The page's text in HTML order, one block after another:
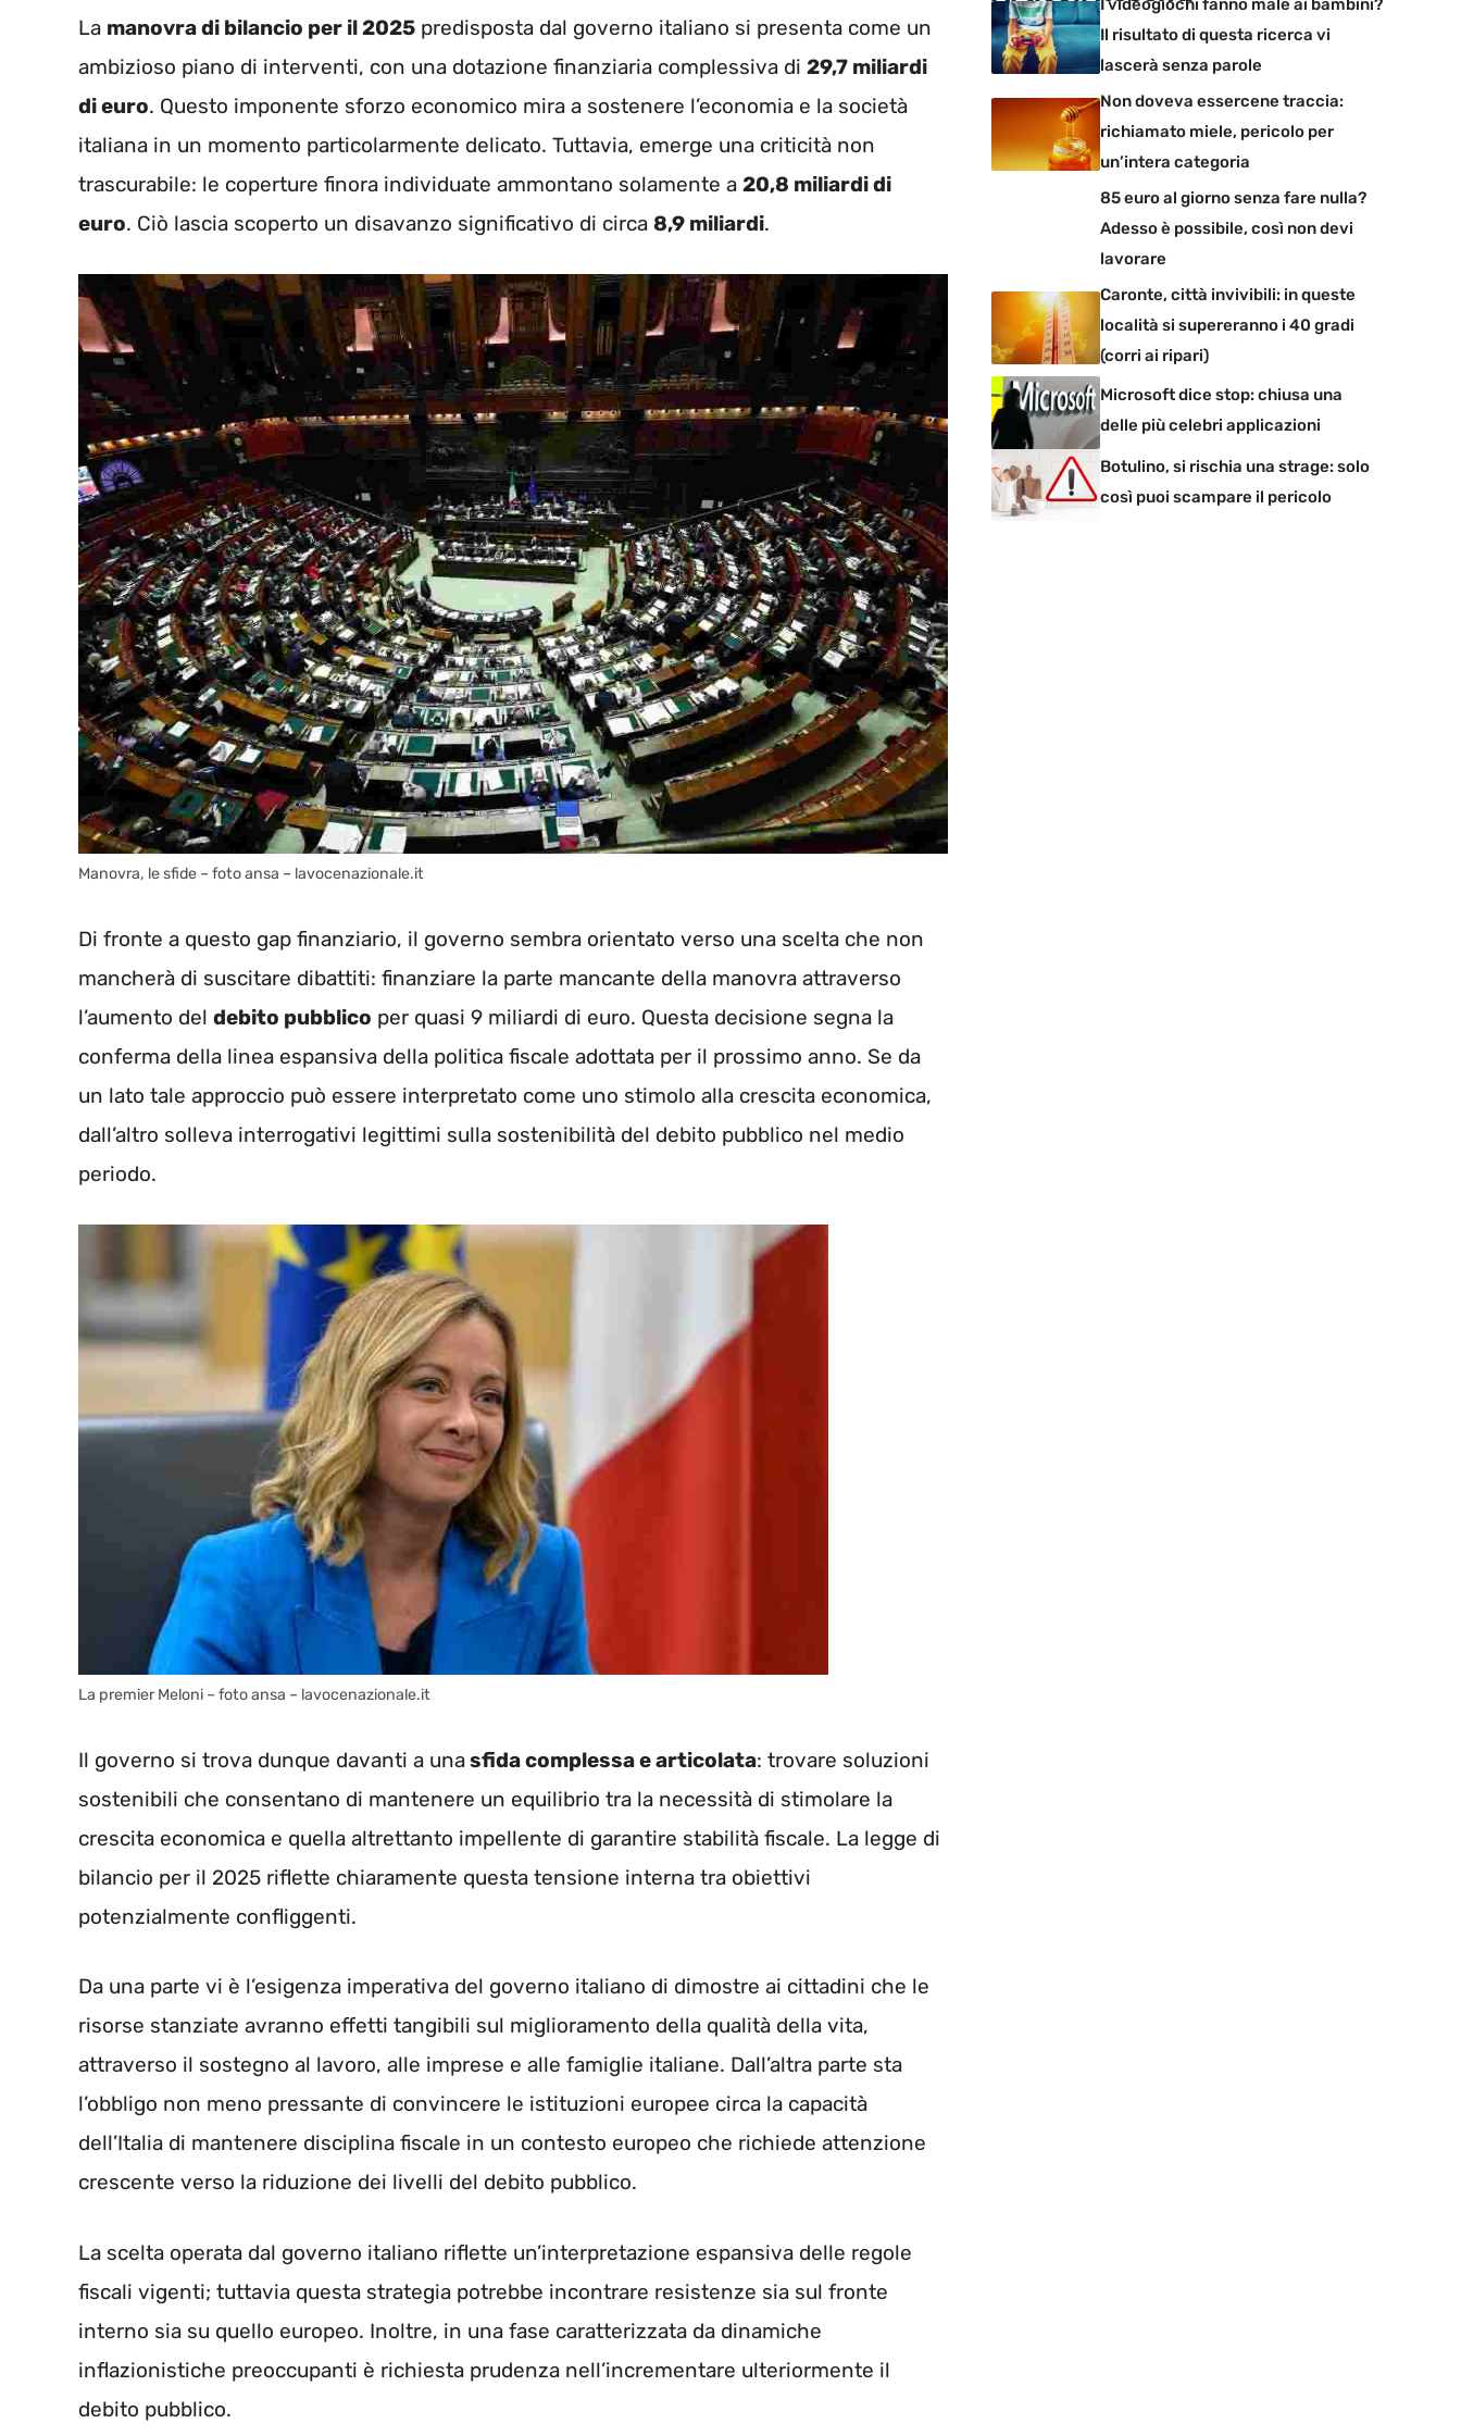
La manovra di bilancio per il 2025 predisposta dal governo italiano si presenta come un
ambizioso piano di interventi, con una dotazione finanziaria complessiva di 29,7 miliardi
di euro. Questo imponente sforzo economico mira a sostenere l’economia e la società
italiana in un momento particolarmente delicato. Tuttavia, emerge una criticità non
trascurabile: le coperture finora individuate ammontano solamente a 20,8 miliardi di
euro. Ciò lascia scoperto un disavanzo significativo di circa 8,9 miliardi.
Manovra, le sfide – foto ansa – lavocenazionale.it
Di fronte a questo gap finanziario, il governo sembra orientato verso una scelta che non
mancherà di suscitare dibattiti: finanziare la parte mancante della manovra attraverso
l’aumento del debito pubblico per quasi 9 miliardi di euro. Questa decisione segna la
conferma della linea espansiva della politica fiscale adottata per il prossimo anno. Se da
un lato tale approccio può essere interpretato come uno stimolo alla crescita economica,
dall’altro solleva interrogativi legittimi sulla sostenibilità del debito pubblico nel medio
periodo.
La premier Meloni – foto ansa – lavocenazionale.it
Il governo si trova dunque davanti a unasfida complessa e articolata: trovare soluzioni
sostenibili che consentano di mantenere un equilibrio tra la necessità di stimolare la
crescita economica e quella altrettanto impellente di garantire stabilità fiscale. La legge di
bilancio per il 2025 riflette chiaramente questa tensione interna tra obiettivi
potenzialmente confliggenti.
Da una parte vi è l’esigenza imperativa del governo italiano di dimostre ai cittadini che le
risorse stanziate avranno effetti tangibili sul miglioramento della qualità della vita,
attraverso il sostegno al lavoro, alle imprese e alle famiglie italiane. Dall’altra parte sta
l’obbligo non meno pressante di convincere le istituzioni europee circa la capacità
dell’Italia di mantenere disciplina fiscale in un contesto europeo che richiede attenzione
crescente verso la riduzione dei livelli del debito pubblico.
La scelta operata dal governo italiano riflette un’interpretazione espansiva delle regole
fiscali vigenti; tuttavia questa strategia potrebbe incontrare resistenze sia sul fronte
interno sia su quello europeo. Inoltre, in una fase caratterizzata da dinamiche
inflazionistiche preoccupanti è richiesta prudenza nell’incrementare ulteriormente il
debito pubblico.
I videogiochi fanno male ai bambini?
Il risultato di questa ricerca vi
lascerà senza parole
Non doveva essercene traccia:
richiamato miele, pericolo per
un’intera categoria
85 euro al giorno senza fare nulla?
Adesso è possibile, così non devi
lavorare
Caronte, città invivibili: in queste
località si supereranno i 40 gradi
(corri ai ripari)
Microsoft dice stop: chiusa una
delle più celebri applicazioni
Botulino, si rischia una strage: solo
così puoi scampare il pericolo